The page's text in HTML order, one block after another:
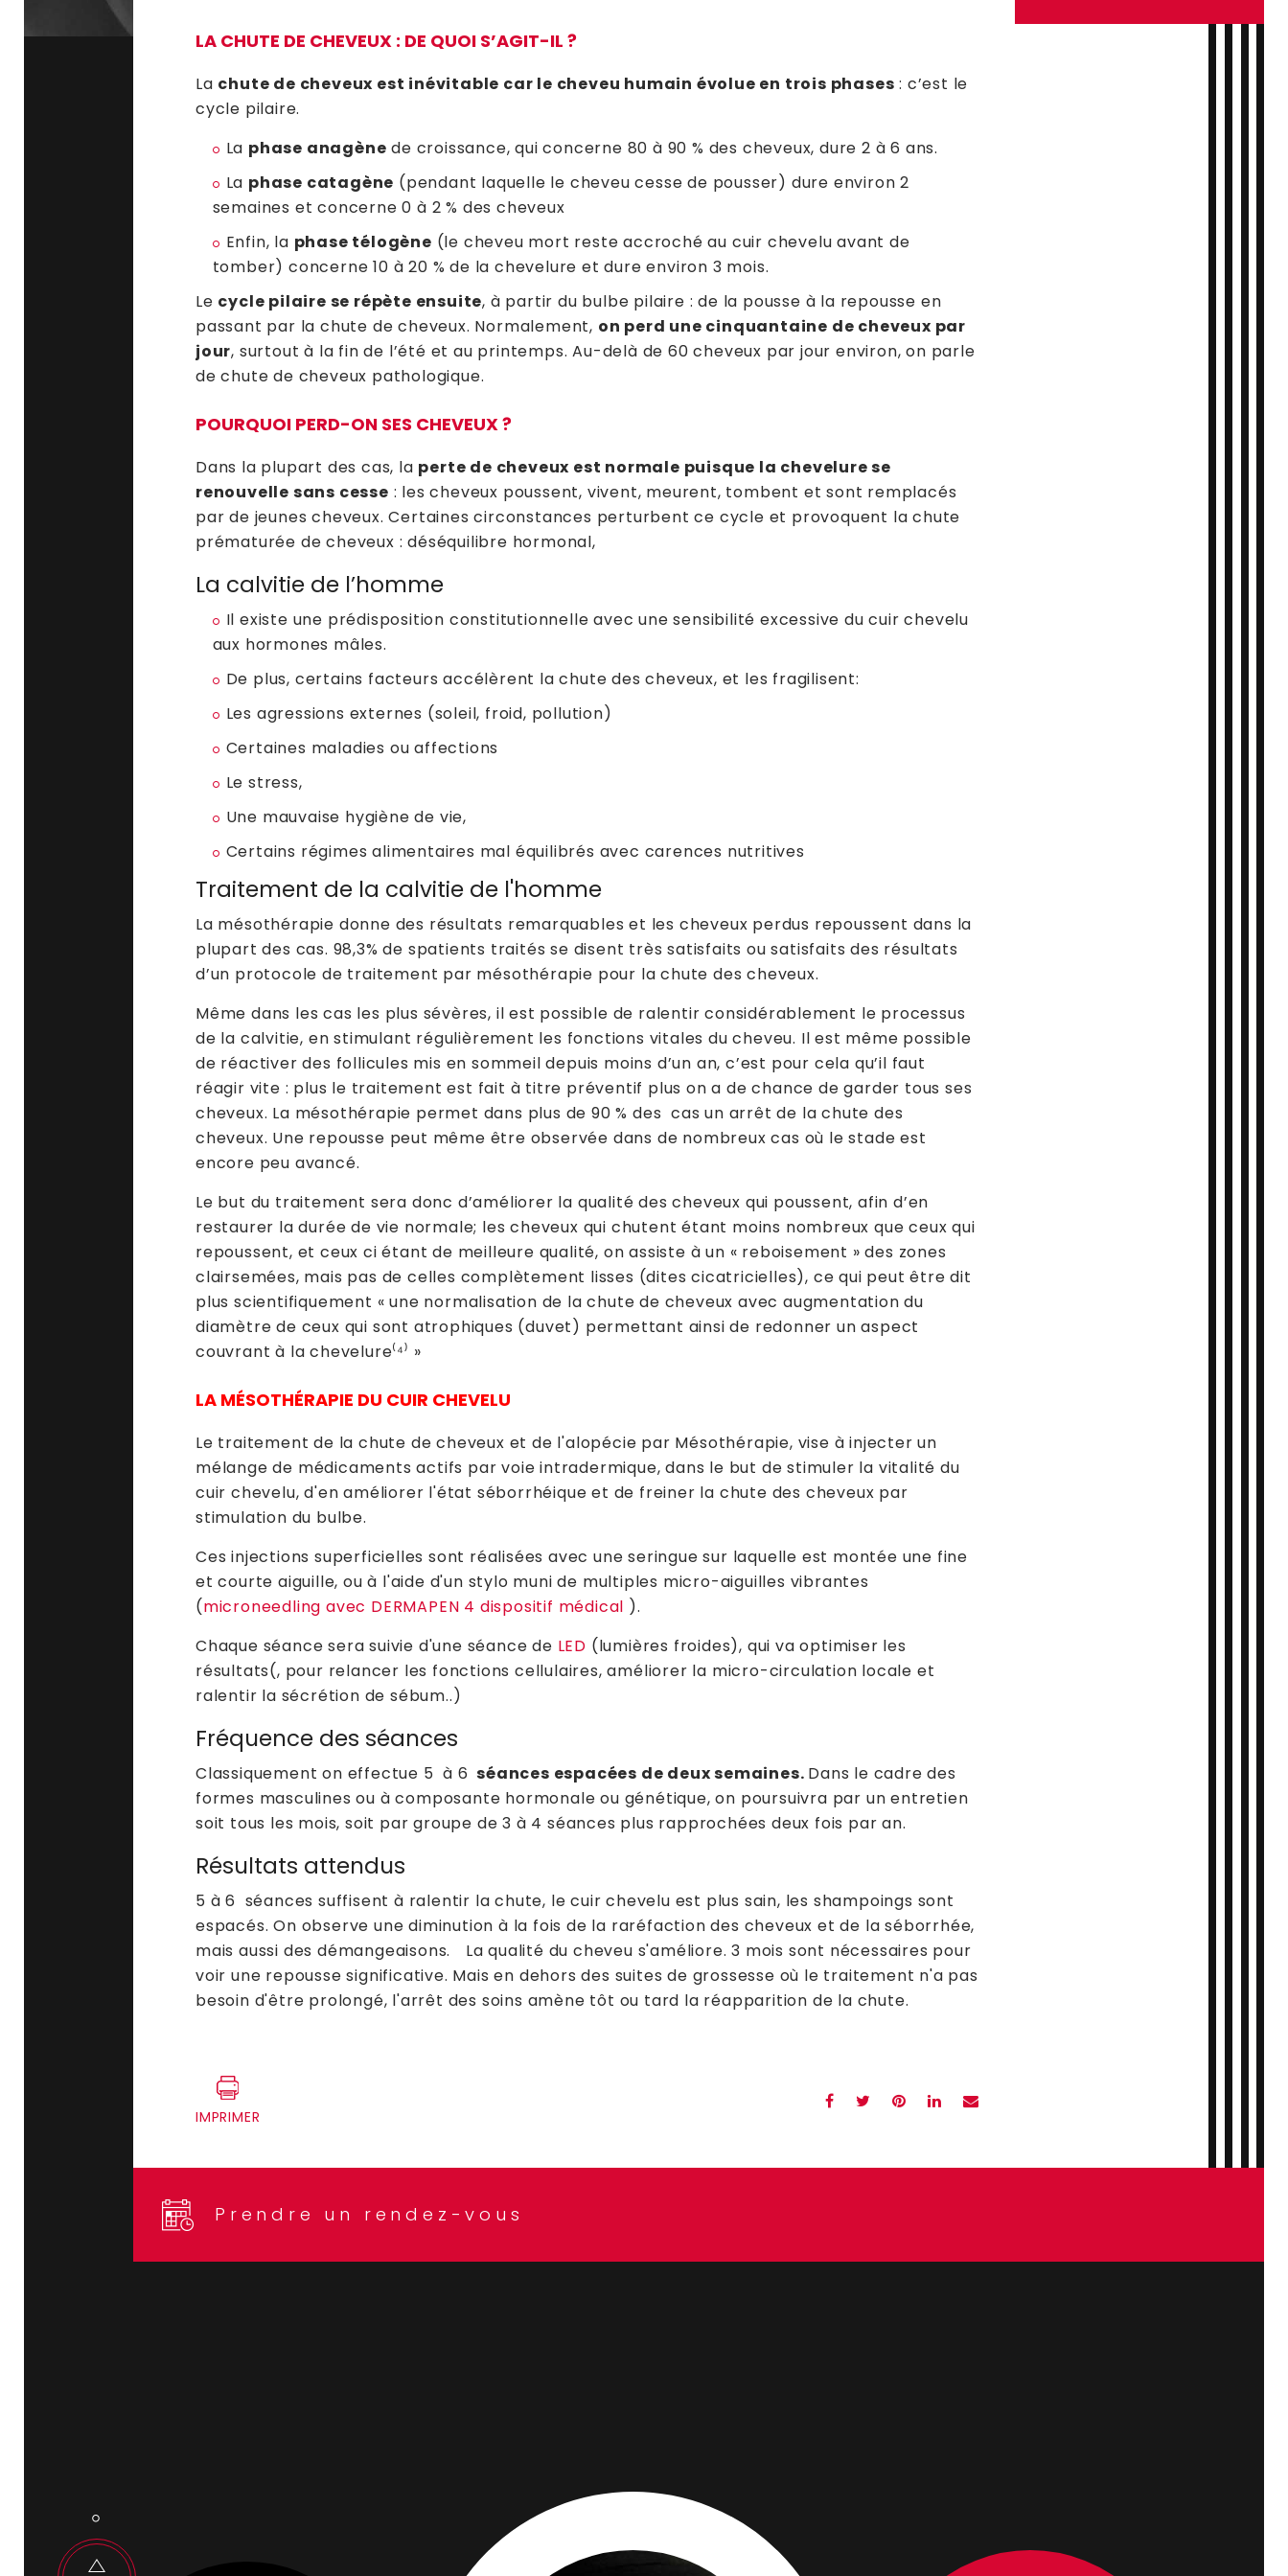
LA CHUTE DE CHEVEUX : DE QUOI S’AGIT-IL ?
La chute de cheveux est inévitable car le cheveu humain évolue en trois phases : c’est le
cycle pilaire.
La phase anagène de croissance, qui concerne 80 à 90 % des cheveux, dure 2 à 6 ans.
La phase catagène (pendant laquelle le cheveu cesse de pousser) dure environ 2
semaines et concerne 0 à 2 % des cheveux
Enfin, la phase télogène (le cheveu mort reste accroché au cuir chevelu avant de
tomber) concerne 10 à 20 % de la chevelure et dure environ 3 mois.
Le cycle pilaire se répète ensuite, à partir du bulbe pilaire : de la pousse à la repousse en
passant par la chute de cheveux. Normalement, on perd une cinquantaine de cheveux par
jour, surtout à la fin de l’été et au printemps. Au-delà de 60 cheveux par jour environ, on parle
de chute de cheveux pathologique.
POURQUOI PERD-ON SES CHEVEUX ?
Dans la plupart des cas, la perte de cheveux est normale puisque la chevelure se
renouvelle sans cesse : les cheveux poussent, vivent, meurent, tombent et sont remplacés
par de jeunes cheveux. Certaines circonstances perturbent ce cycle et provoquent la chute
prématurée de cheveux : déséquilibre hormonal,
La calvitie de l’homme
Il existe une prédisposition constitutionnelle avec une sensibilité excessive du cuir chevelu
aux hormones mâles.
De plus, certains facteurs accélèrent la chute des cheveux, et les fragilisent:
Les agressions externes (soleil, froid, pollution)
Certaines maladies ou affections
Le stress,
Une mauvaise hygiène de vie,
Certains régimes alimentaires mal équilibrés avec carences nutritives
Traitement de la calvitie de l'homme
La mésothérapie donne des résultats remarquables et les cheveux perdus repoussent dans la
plupart des cas. 98,3% de spatients traités se disent très satisfaits ou satisfaits des résultats
d’un protocole de traitement par mésothérapie pour la chute des cheveux.
Même dans les cas les plus sévères, il est possible de ralentir considérablement le processus
de la calvitie, en stimulant régulièrement les fonctions vitales du cheveu. Il est même possible
de réactiver des follicules mis en sommeil depuis moins d’un an, c’est pour cela qu’il faut
réagir vite : plus le traitement est fait à titre préventif plus on a de chance de garder tous ses
cheveux. La mésothérapie permet dans plus de 90 % des cas un arrêt de la chute des
cheveux. Une repousse peut même être observée dans de nombreux cas où le stade est
encore peu avancé.
Le but du traitement sera donc d’améliorer la qualité des cheveux qui poussent, afin d’en
restaurer la durée de vie normale; les cheveux qui chutent étant moins nombreux que ceux qui
repoussent, et ceux ci étant de meilleure qualité, on assiste à un « reboisement » des zones
clairsemées, mais pas de celles complètement lisses (dites cicatricielles), ce qui peut être dit
plus scientifiquement « une normalisation de la chute de cheveux avec augmentation du
diamètre de ceux qui sont atrophiques (duvet) permettant ainsi de redonner un aspect
couvrant à la chevelure⁽⁴⁾ »
LA MÉSOTHÉRAPIE DU CUIR CHEVELU
Le traitement de la chute de cheveux et de l'alopécie par Mésothérapie, vise à injecter un
mélange de médicaments actifs par voie intradermique, dans le but de stimuler la vitalité du
cuir chevelu, d'en améliorer l'état séborrhéique et de freiner la chute des cheveux par
stimulation du bulbe.
Ces injections superficielles sont réalisées avec une seringue sur laquelle est montée une fine
et courte aiguille, ou à l'aide d'un stylo muni de multiples micro-aiguilles vibrantes
(microneedling avec DERMAPEN 4 dispositif médical ).
Chaque séance sera suivie d'une séance de LED (lumières froides), qui va optimiser les
résultats(, pour relancer les fonctions cellulaires, améliorer la micro-circulation locale et
ralentir la sécrétion de sébum..)
Fréquence des séances
Classiquement on effectue 5 à 6 séances espacées de deux semaines. Dans le cadre des
formes masculines ou à composante hormonale ou génétique, on poursuivra par un entretien
soit tous les mois, soit par groupe de 3 à 4 séances plus rapprochées deux fois par an.
Résultats attendus
5 à 6 séances suffisent à ralentir la chute, le cuir chevelu est plus sain, les shampoings sont
espacés. On observe une diminution à la fois de la raréfaction des cheveux et de la séborrhée,
mais aussi des démangeaisons. La qualité du cheveu s'améliore. 3 mois sont nécessaires pour
voir une repousse significative. Mais en dehors des suites de grossesse où le traitement n'a pas
besoin d'être prolongé, l'arrêt des soins amène tôt ou tard la réapparition de la chute.
IMPRIMER
Prendre un rendez-vous